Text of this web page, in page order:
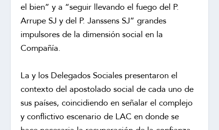
el bien” y a “seguir llevando el fuego del P.
Arrupe SJ y del P. Janssens SJ” grandes
impulsores de la dimensión social en la
Compañía.
La y los Delegados Sociales presentaron el
contexto del apostolado social de cada uno de
sus países, coincidiendo en señalar el complejo
y conflictivo escenario de LAC en donde se